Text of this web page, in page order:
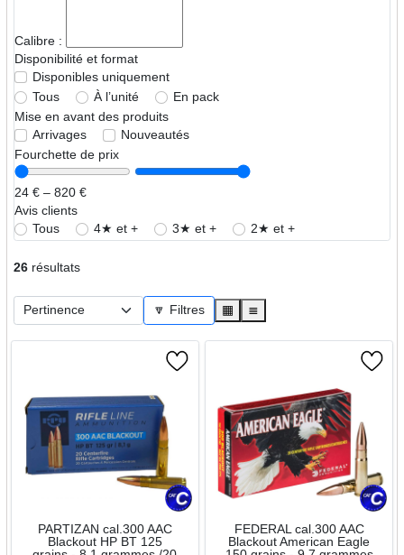
Calibre :
Disponibilité et format
Disponibles uniquement
Tous
À l’unité
En pack
Mise en avant des produits
Arrivages
Nouveautés
Fourchette de prix
24 € – 820 €
Avis clients
Tous
4★ et + 3★ et + 2★ et +
26résultats
🔽 Filtres ▦ ≣
PARTIZAN cal.300 AAC
Blackout HP BT 125
FEDERAL cal.300 AAC
Blackout American Eagle